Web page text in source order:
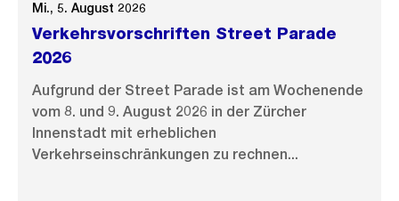
Mi., 5. August 2026
Verkehrsvorschriften Street Parade
2026
Aufgrund der Street Parade ist am Wochenende
vom 8. und 9. August 2026 in der Zürcher
Innenstadt mit erheblichen
Verkehrseinschränkungen zu rechnen...